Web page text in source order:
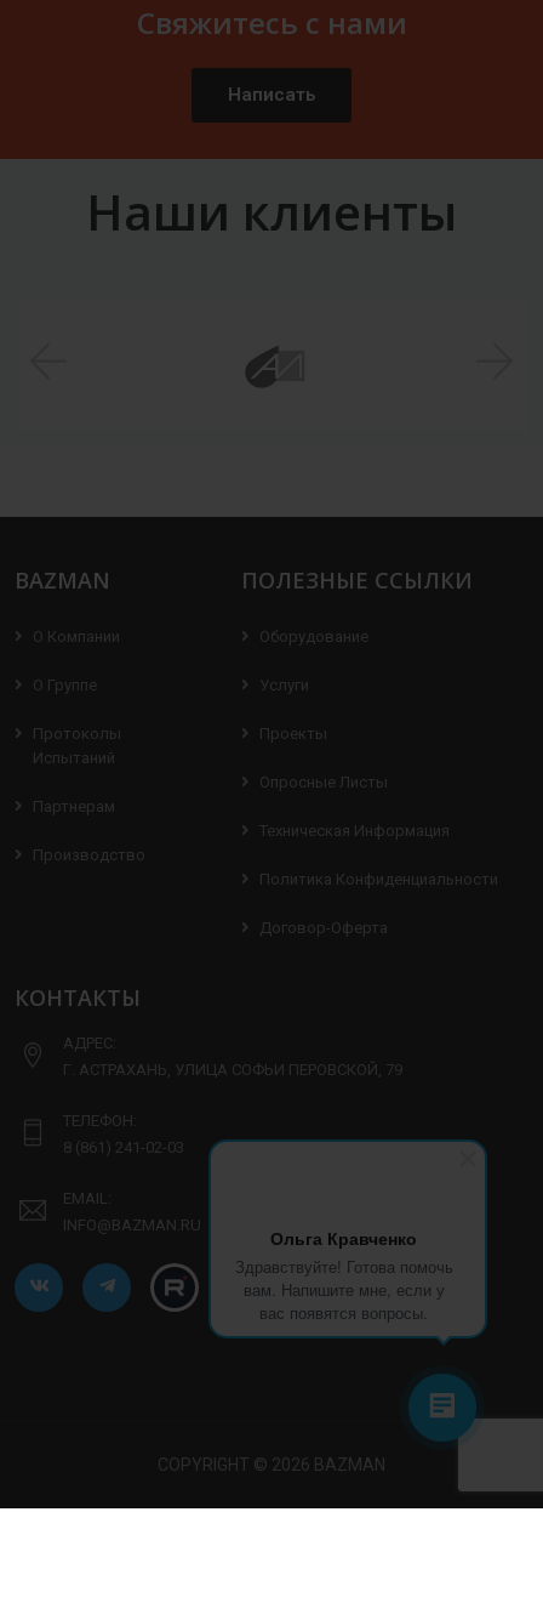
Ольга Кравченко
Здравствуйте! Готова помочь
вам. Напишите мне, если у
вас появятся вопросы.
Свяжитесь с нами
Написать
Наши клиенты
BAZMAN
О Компании
О Группе
Протоколы
Испытаний
Партнерам
Производство
ПОЛЕЗНЫЕ ССЫЛКИ
Оборудование
Услуги
Проекты
Опросные Листы
Техническая Информация
Политика Конфиденциальности
Договор-Оферта
КОНТАКТЫ
АДРЕС:
Г. АСТРАХАНЬ, УЛИЦА СОФЬИ ПЕРОВСКОЙ, 79
ТЕЛЕФОН:
8 (861) 241-02-03
EMAIL:
INFO@BAZMAN.RU
COPYRIGHT © 2026 BAZMAN